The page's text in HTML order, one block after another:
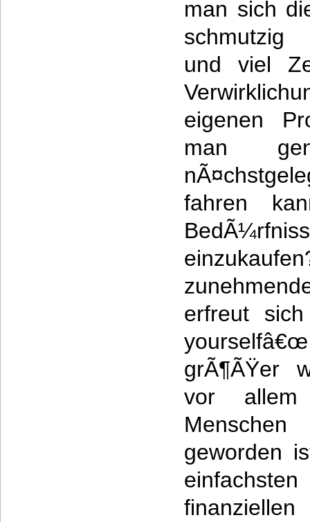
man sich
und viel
eigenen
man
fahren
erfreut
grÃ¶ÃŸer
vor
geworden